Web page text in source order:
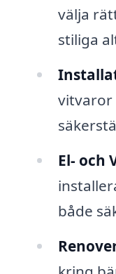
välja
stiliga
vitvaror
El- och
både